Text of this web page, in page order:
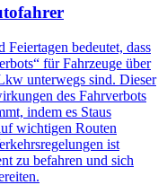
bedeutet, dass
für Fahrzeuge über
unterwegs sind. Dieser
des Fahrverbots
indem es Staus
wichtigen Routen
ist
zu befahren und sich